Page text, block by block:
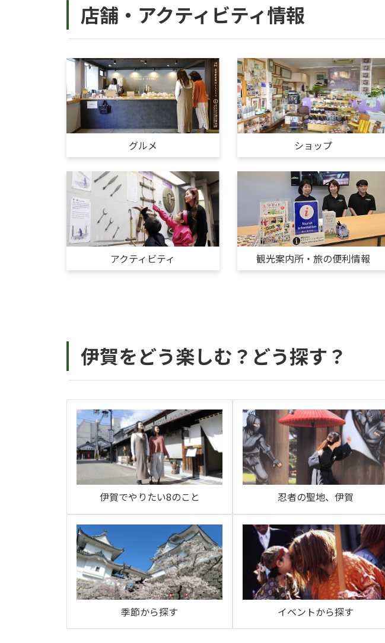
店舗・アクティビティ情報
グルメ ショップ
アクティビティ 観光案内所・旅の便利情報
伊賀をどう楽しむ？どう探す？
伊賀でやりたい8のこと 忍者の聖地、伊賀
季節から探す イベントから探す